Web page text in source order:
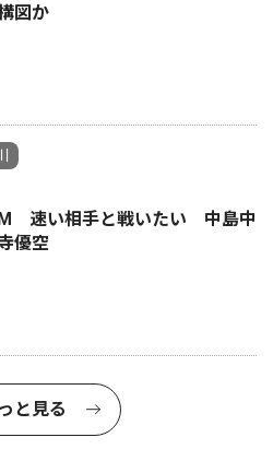
図か
速い相手と戦いたい 中島中
優空
と見る